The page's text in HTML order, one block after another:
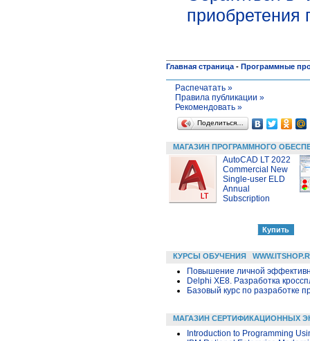
приобретения
Главная страница - Программные
Распечатать »
Правила публикации »
Рекомендовать »
Поделиться…
МАГАЗИН ПРОГРАММНОГО
AutoCAD LT 2022
Commercial New
Single-user ELD
Annual
Subscription
КУРСЫ ОБУЧЕНИЯ
Повышение личной
Delphi XE8. Разработка
Базовый курс по разработке
МАГАЗИН СЕРТИФИКАЦИОННЫХ
Introduction to Programming